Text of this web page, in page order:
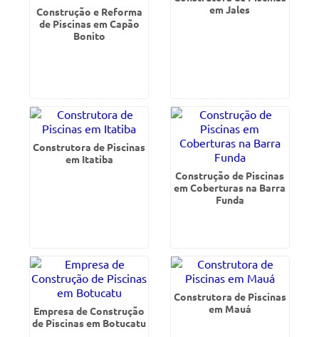
Construção e Reforma
de Piscinas em Capão
Bonito
em Jales
Construtora de Piscinas
em Itatiba
Construção de Piscinas
em Coberturas na Barra
Funda
Empresa de Construção
de Piscinas em Botucatu
Construtora de Piscinas
em Mauá